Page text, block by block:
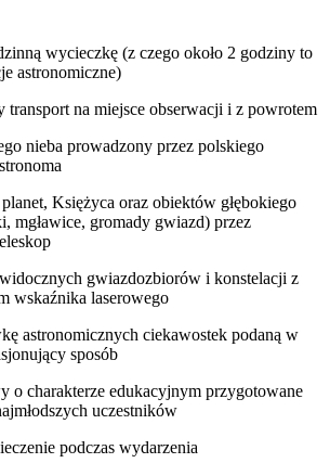
wycieczkę (z czego około 2 godziny to
astronomiczne)
na miejsce obserwacji i z powrotem
nieba prowadzony przez polskiego
Księżyca oraz obiektów głębokiego
mgławice, gromady gwiazd) przez
gwiazdozbiorów i konstelacji z
wskaźnika laserowego
astronomicznych ciekawostek podaną w
sposób
o charakterze edukacyjnym przygotowane
uczestników
podczas wydarzenia